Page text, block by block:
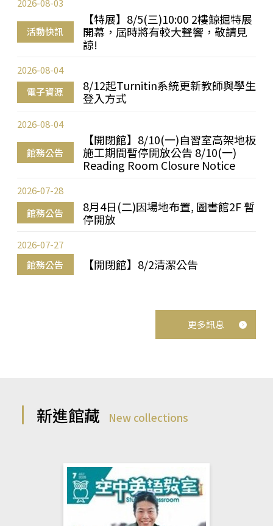
活動快訊
【特展】8/5(三)10:00 2樓鯨掘特展
開幕，屆時將有較大聲響，敬請見
諒!
2026-08-03
電子資源
8/12起Turnitin系統更新教師與學生
登入方式
2026-08-04
館務公告
【開閉館】8/10(一)自習室高架地板
施工期間暫停開放公告 8/10(一)
Reading Room Closure Notice
2026-08-04
館務公告
8月4日(二)因場地布置, 圖書館2F 暫
停開放
2026-07-28
館務公告 【開閉館】8/2清潔公告
2026-07-27
更多訊息
新進館藏 New collections